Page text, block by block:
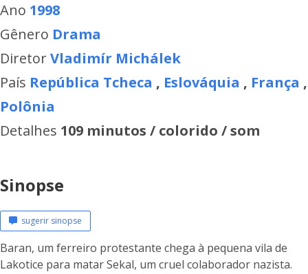
Ano 1998
Gênero Drama
DiretorVladimír Michálek
País República Tcheca , Eslováquia , França ,
Polônia
Detalhes 109 minutos / colorido / som
Sinopse
sugerir sinopse
Baran, um ferreiro protestante chega à pequena vila de
Lakotice para matar Sekal, um cruel colaborador nazista.